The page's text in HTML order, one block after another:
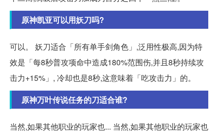
原神凯亚可以用妖刀吗?
可以。 妖刀适合「所有单手剑角色」,泛用性极高,因为特
效是「每8秒普攻项命中造成180%范围伤,并且8秒持续攻
击力+15%」, 冷却也是8秒,这意味着「吃攻击力」的。
原神万叶传说任务的刀适合谁?
当然,如果其他职业的玩家也... 当然,如果其他职业的玩家也